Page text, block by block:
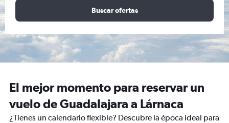
Buscar ofertas
El mejor momento para reservar un
vuelo de Guadalajara a Lárnaca
¿Tienes un calendario flexible? Descubre la época ideal para